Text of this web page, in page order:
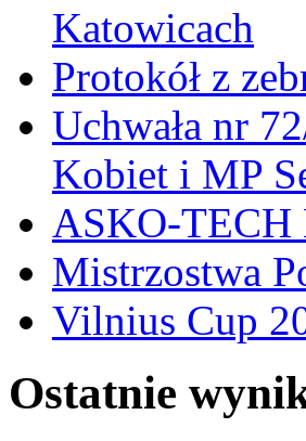
Katowicach
Protokół z
Uchwała nr
Kobiet i MP
ASKO-TECH
Mistrzostwa
Vilnius Cup
Ostatnie